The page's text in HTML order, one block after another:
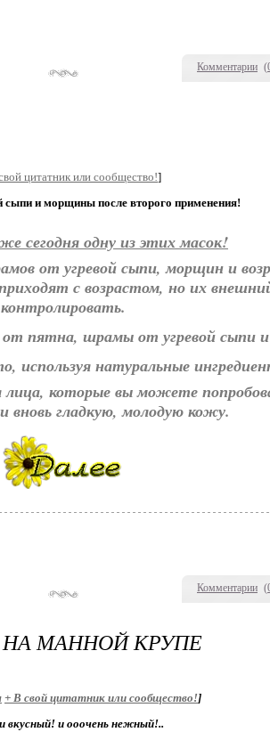
Комментарии (
Комментарии (
цитатник или сообщество!]
сыпи и морщины после второго применения!
сегодня одну из этих масок!
от угревой сыпи, морщин и
с возрастом, но их
контролировать.
используя натуральные
которые вы можете
вновь гладкую, молодую кожу.
МАННОЙ КРУПЕ
+ В свой цитатник или сообщество!]
вкусный! и ооочень нежный!..